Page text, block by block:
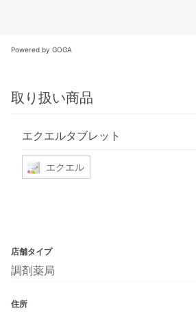
Powered by GOGA
取り扱い商品
エクエルタブレット
エクエル
店舗タイプ
調剤薬局
住所